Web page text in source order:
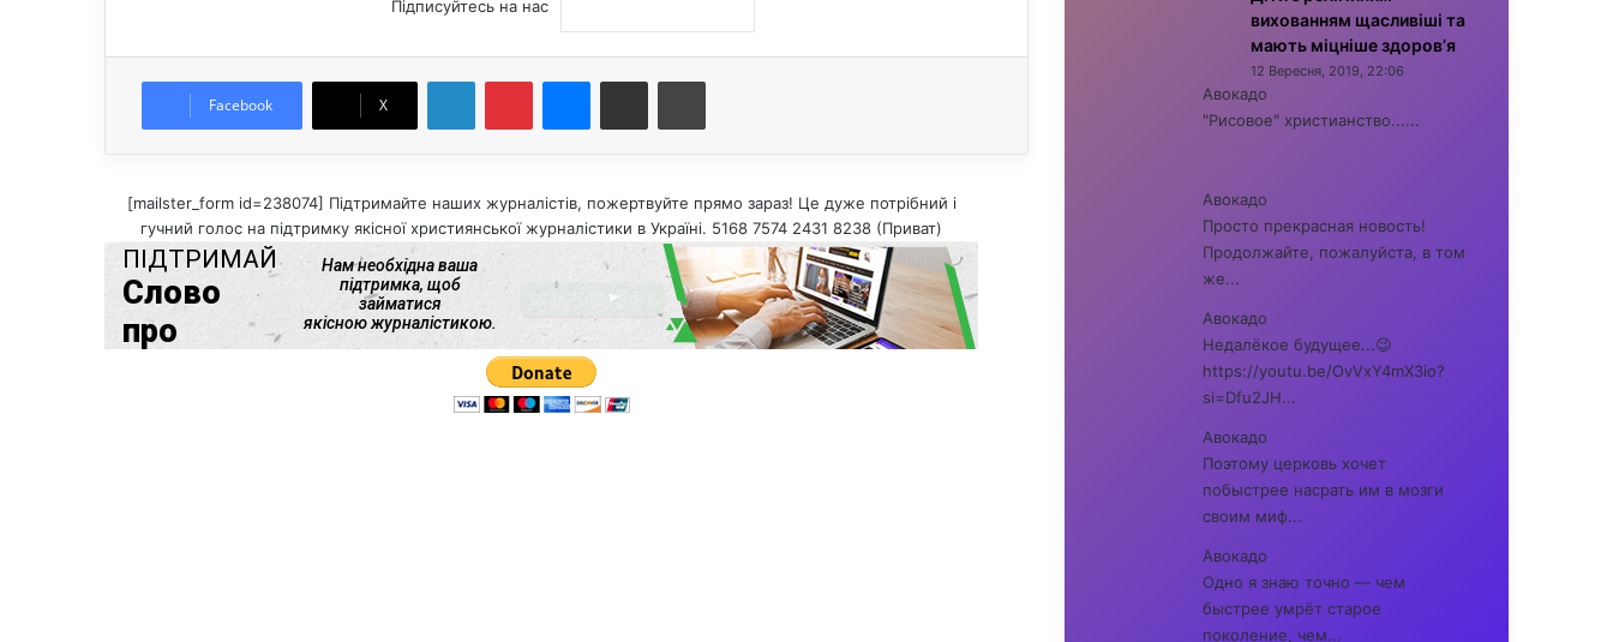
Підписуйтесь на нас
Facebook X
Поділитися електронною поштою
[mailster_form id=238074] Підтримайте наших журналістів, пожертвуйте прямо зараз! Це дуже потрібний і
гучний голос на підтримку якісної християнської журналістики в Україні. 5168 7574 2431 8238 (Приват)
вихованням щасливіші та
мають міцніше здоров’я
12 Вересня, 2019, 22:06
Авокадо
"Рисовое" христианство......
Авокадо
Просто прекрасная новость!
Продолжайте, пожалуйста, в том
же...
Авокадо
Недалёкое будущее...😉
https://youtu.be/OvVxY4mX3io?
si=Dfu2JH...
Авокадо
Поэтому церковь хочет
побыстрее насрать им в мозги
своим миф...
Авокадо
Одно я знаю точно — чем
быстрее умрёт старое
поколение, чем...